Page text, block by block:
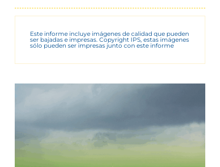
Este informe incluye imágenes de calidad que pueden
ser bajadas e impresas. Copyright IPS, estas imágenes
sólo pueden ser impresas junto con este informe